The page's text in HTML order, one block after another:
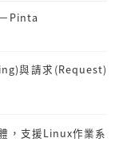
Pinta
與請求(Request)
，支援Linux作業系